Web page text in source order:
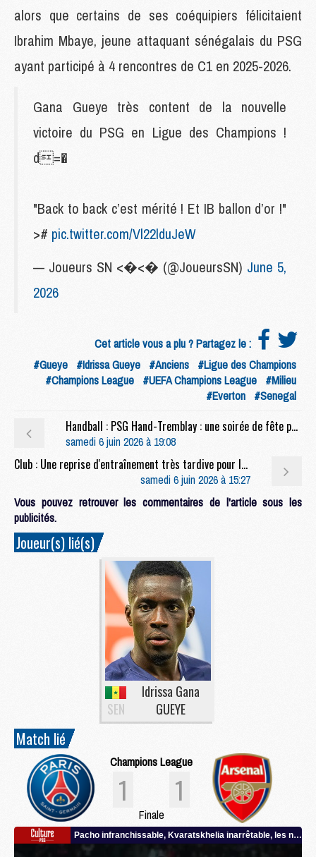
alors que certains de ses coéquipiers félicitaient
Ibrahim Mbaye, jeune attaquant sénégalais du PSG
ayant participé à 4 rencontres de C1 en 2025-2026.
Gana Gueye très content de la nouvelle
victoire du PSG en Ligue des Champions !
d=�
"Back to back c’est mérité ! Et IB ballon d’or !"
># pic.twitter.com/Vl22lduJeW
— Joueurs SN <�<� (@JoueursSN) June 5,
2026
Cet article vous a plu ? Partagez le :
#Gueye #Idrissa Gueye #Anciens #Ligue des Champions
#Champions League #UEFA Champions League #Milieu
#Everton #Senegal
Handball : PSG Hand-Tremblay : une soirée de fête pour terminer en beauté
samedi 6 juin 2026 à 19:08
Club : Une reprise d'entraînement très tardive pour le PSG
samedi 6 juin 2026 à 15:27
Vous pouvez retrouver les commentaires de l'article sous les
publicités.
Joueur(s) lié(s)
SEN
Idrissa Gana
GUEYE
Match lié
Champions League
1 1
Finale